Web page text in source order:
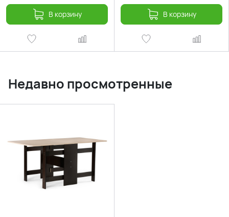
В корзину В корзину
Недавно просмотренные